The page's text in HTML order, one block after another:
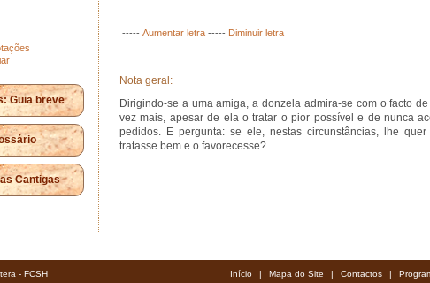
Guia breve
Cantigas
----- Aumentar letra ----- Diminuir letra
Nota geral:
Dirigindo-se a uma amiga, a donzela admira-se com o facto
vez mais, apesar de ela o tratar o pior possível e de nunca
pedidos. E pergunta: se ele, nestas circunstâncias, lhe
tratasse bem e o favorecesse?
- FCSH Início | Mapa do Site | Contactos |